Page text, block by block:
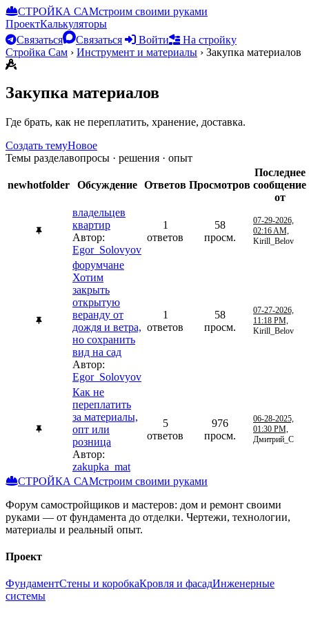
СТРОЙКА САМстроим своими руками
ПроектКалькуляторы
Связаться
Связаться Войти
На стройку
Стройка Сам › Инструмент и материалы › Закупка материалов
Закупка материалов
Где брать, как не переплатить, хранение, доставка.
Создать темуНовое
Темы разделавопросы · решения · опыт
newhotfolder Обсуждение Ответов Просмотров
Последнее
сообщение
от
владельцев
квартир
Автор:
Egor_Solovyov
1
ответов
58
просм.
07-29-2026,
02:16 AM,
Kirill_Belov
форумчане
Хотим
закрыть
открытую
веранду от
дождя и ветра,
но сохранить
вид на сад
Автор:
Egor_Solovyov
1
ответов
58
просм.
07-27-2026,
11:18 PM,
Kirill_Belov
Как не
переплатить
за материалы,
опт или
розница
Автор:
zakupka_mat
5
ответов
976
просм.
06-28-2025,
01:30 PM,
Дмитрий_С
СТРОЙКА САМстроим своими руками
Форум самостройщиков и мастеров: дом и ремонт своими
руками — от фундамента до отделки. Чертежи, технологии,
материалы и реальный опыт.
Проект
ФундаментСтены и коробкаКровля и фасадИнженерные
системы